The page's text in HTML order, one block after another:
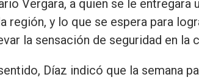
Vergara, a quien se le
región, y lo que se espera para
la sensación de seguridad en la
Díaz indicó que la semana